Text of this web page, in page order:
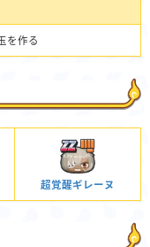
を作る
超覚醒ギレーヌ